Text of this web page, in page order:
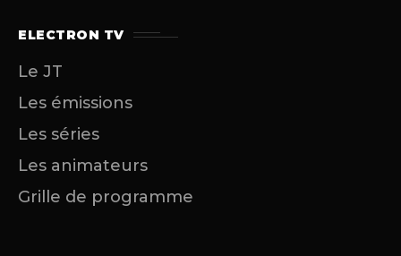
ELECTRON TV
Le JT
Les émissions
Les séries
Les animateurs
Grille de programme